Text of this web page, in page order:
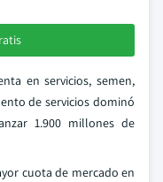
en servicios, semen,
de servicios dominó
1.900 millones de
cuota de mercado en